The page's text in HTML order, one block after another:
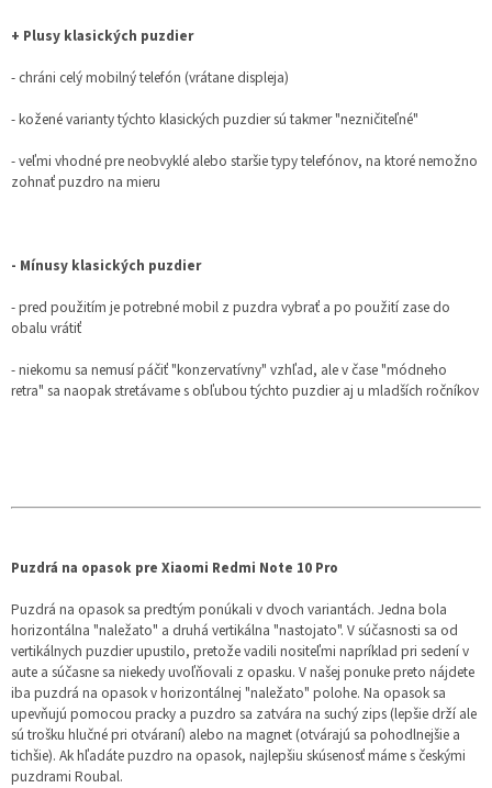
+ Plusy klasických puzdier
- chráni celý mobilný telefón (vrátane displeja)
- kožené varianty týchto klasických puzdier sú takmer "nezničiteľné"
- veľmi vhodné pre neobvyklé alebo staršie typy telefónov, na ktoré nemožno
zohnať puzdro na mieru
- Mínusy klasických puzdier
- pred použitím je potrebné mobil z puzdra vybrať a po použití zase do
obalu vrátiť
- niekomu sa nemusí páčiť "konzervatívny" vzhľad, ale v čase "módneho
retra" sa naopak stretávame s obľubou týchto puzdier aj u mladších ročníkov
Puzdrá na opasok pre Xiaomi Redmi Note 10 Pro
Puzdrá na opasok sa predtým ponúkali v dvoch variantách. Jedna bola
horizontálna "naležato" a druhá vertikálna "nastojato". V súčasnosti sa od
vertikálnych puzdier upustilo, pretože vadili nositeľmi napríklad pri sedení v
aute a súčasne sa niekedy uvoľňovali z opasku. V našej ponuke preto nájdete
iba puzdrá na opasok v horizontálnej "naležato" polohe. Na opasok sa
upevňujú pomocou pracky a puzdro sa zatvára na suchý zips (lepšie drží ale
sú trošku hlučné pri otváraní) alebo na magnet (otvárajú sa pohodlnejšie a
tichšie). Ak hľadáte puzdro na opasok, najlepšiu skúsenosť máme s českými
puzdrami Roubal.